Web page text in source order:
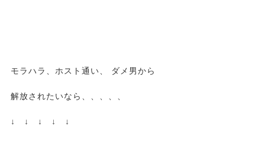
モラハラ、ホスト通い、 ダメ男から
解放されたいなら、、、、、
↓ ↓ ↓ ↓ ↓